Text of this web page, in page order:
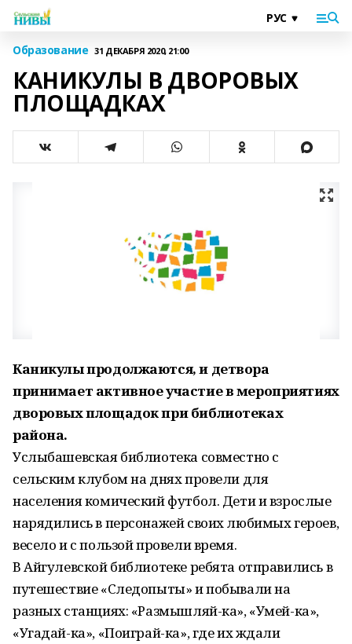
Образование 31 ДЕКАБРЯ 2020, 21:00
КАНИКУЛЫ В ДВОРОВЫХ
ПЛОЩАДКАХ
Каникулы продолжаются, и детвора
принимает активное участие в мероприятиях
дворовых площадок при библиотеках
района.
Услыбашевская библиотека совместно с
сельским клубом на днях провели для
населения комический футбол. Дети и взрослые
нарядились в персонажей своих любимых героев,
весело и с пользой провели время.
В Айгулевской библиотеке ребята отправились в
путешествие «Следопыты» и побывали на
разных станциях: «Размышляй-ка», «Умей-ка»,
«Угадай-ка», «Поиграй-ка», где их ждали